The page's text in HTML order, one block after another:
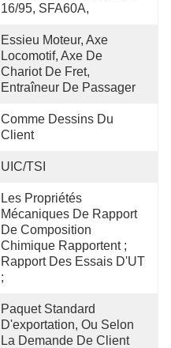
16/95, SFA60A,
Essieu Moteur, Axe
Locomotif, Axe De
Chariot De Fret,
Entraîneur De Passager
Comme Dessins Du
Client
UIC/TSI
Les Propriétés
Mécaniques De Rapport
De Composition
Chimique Rapportent ;
Rapport Des Essais D'UT
;
Paquet Standard
D'exportation, Ou Selon
La Demande De Client